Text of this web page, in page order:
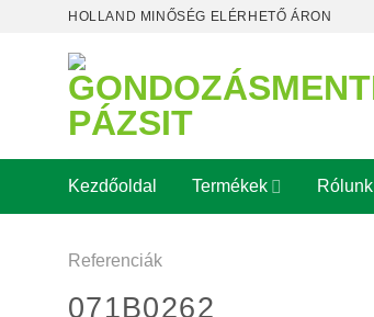
HOLLAND MINŐSÉG ELÉRHETŐ ÁRON
Kezdőoldal Termékek Rólunk
Referenciák
071B0262